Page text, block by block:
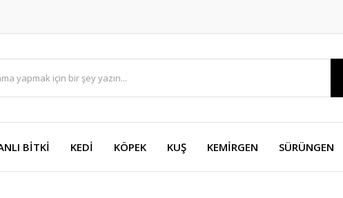
BİTKİ KEDİ KÖPEK KUŞ KEMİRGEN SÜRÜNGEN